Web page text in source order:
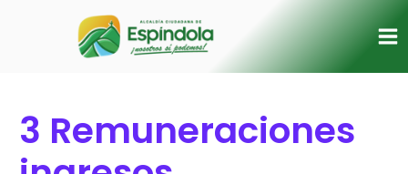
3 Remuneraciones